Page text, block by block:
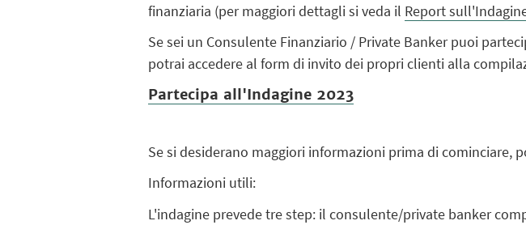
finanziaria (per maggiori dettagli si veda il Report
Se sei un Consulente Finanziario / Private Banker puoi
potrai accedere al form di invito dei propri clienti alla
Partecipa all'Indagine 2023
Se si desiderano maggiori informazioni prima di cominciare,
Informazioni utili:
L'indagine prevede tre step: il consulente/private banker